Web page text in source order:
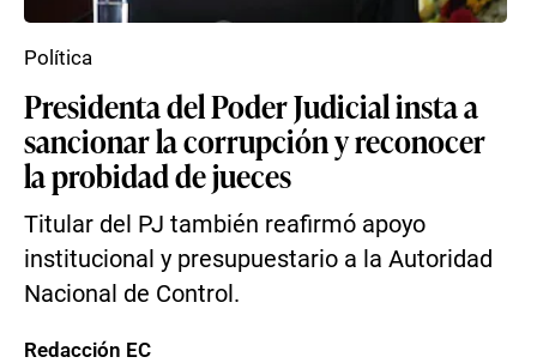
Presidenta del Poder Judicial insta a
sancionar la corrupción y reconocer
la probidad de jueces
Titular del PJ también reafirmó apoyo
institucional y presupuestario a la Autoridad
Nacional de Control.
Política
Redacción EC